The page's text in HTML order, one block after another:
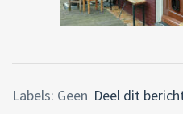
Deel dit
Labels: Geen